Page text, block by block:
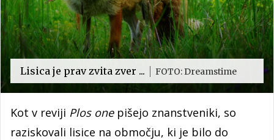
Lisica je prav zvita zver ... FOTO: Dreamstime
Kot v reviji Plos one pišejo znanstveniki, so
raziskovali lisice na območju, ki je bilo do